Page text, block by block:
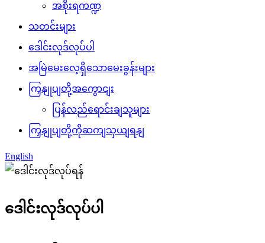
အစိုးရကဏ္ဍ
သတင်းများ
ဒေါင်းလုဒ်လုပ်ပါ
အမြဲမေးလေ့ရှိသောမေးခွန်းများ
ကြှနျုပျတို့အကွောငျး
ပြန်လည်ရောင်းချသူများ
ကြှနျုပျတို့ကိုဆကျသှယျရနျ
English
ဒေါင်းလုဒ်လုပ်ပါ